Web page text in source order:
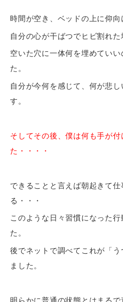
時間が空き、ベッドの上に仰向
自分の心が干ばつでヒビ割れた
空いた穴に一体何を埋めてい
た。
自分が今何を感じて、何が悲
す。
そしてその後、僕は何も手が付
た・・・・
できることと言えば朝起きて
る・・・
このような日々習慣になった
た。
後でネットで調べてこれが「
ました。
明らかに普通の状態とはまるで